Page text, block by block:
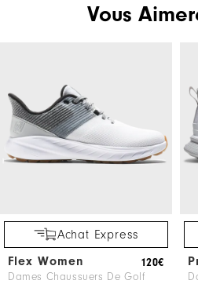
Which size do you normally
Vous
Achat Express
Flex Women
Dames Chaussuers De Golf
120€